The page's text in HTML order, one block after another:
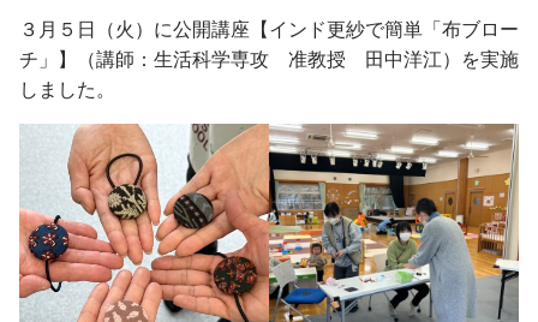
助産学専攻
基礎教養科目・ゼミナール
交通案内
図書館トップ
利用案内
利用規程
図書館活用術
オープンキャンパス
公開講座トップ
地域連携センター
公開講座一覧
出張講座・出前講座・講師派遣
その他の講座一覧
３月５日（火）に公開講座【インド更紗で簡単「布ブロー
チ」】（講師：生活科学専攻 准教授 田中洋江）を実施
しました。